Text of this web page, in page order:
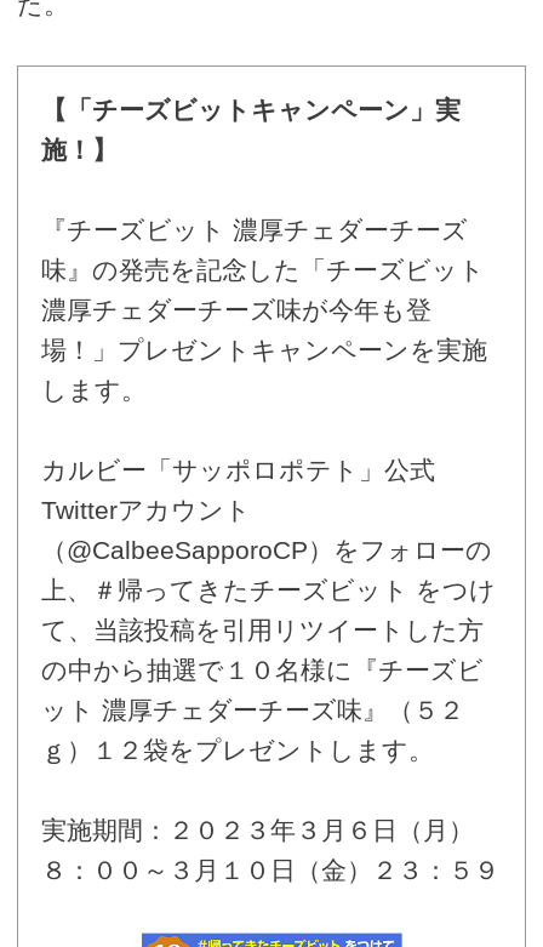
【「チーズビットキャンペーン」実
施！】
『チーズビット 濃厚チェダーチーズ
味』の発売を記念した「チーズビット
濃厚チェダーチーズ味が今年も登
場！」プレゼントキャンペーンを実施
します。
カルビー「サッポロポテト」公式
Twitterアカウント
（@CalbeeSapporoCP）をフォローの
上、＃帰ってきたチーズビット をつけ
て、当該投稿を引用リツイートした方
の中から抽選で１０名様に『チーズビ
ット 濃厚チェダーチーズ味』（５２
ｇ）１２袋をプレゼントします。
実施期間：２０２３年３月６日（月）
８：００～３月１０日（金）２３：５９